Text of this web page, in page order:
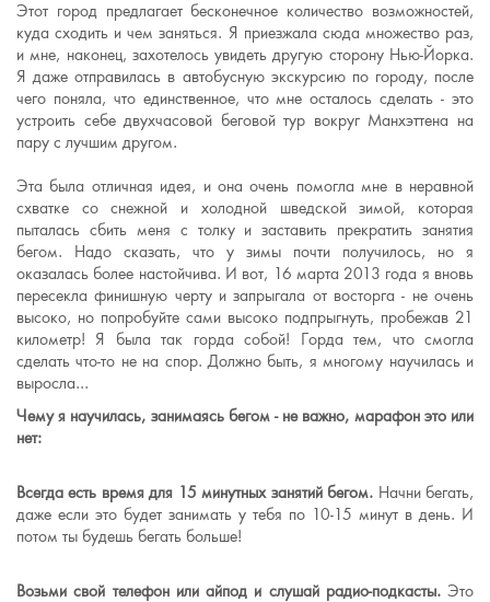
Этот город предлагает бесконечное количество возможностей,
куда сходить и чем заняться. Я приезжала сюда множество раз,
и мне, наконец, захотелось увидеть другую сторону Нью-Йорка.
Я даже отправилась в автобусную экскурсию по городу, после
чего поняла, что единственное, что мне осталось сделать - это
устроить себе двухчасовой беговой тур вокруг Манхэттена на
пару с лучшим другом.
Эта была отличная идея, и она очень помогла мне в неравной
схватке со снежной и холодной шведской зимой, которая
пыталась сбить меня с толку и заставить прекратить занятия
бегом. Надо сказать, что у зимы почти получилось, но я
оказалась более настойчива. И вот, 16 марта 2013 года я вновь
пересекла финишную черту и запрыгала от восторга - не очень
высоко, но попробуйте сами высоко подпрыгнуть, пробежав 21
километр! Я была так горда собой! Горда тем, что смогла
сделать что-то не на спор. Должно быть, я многому научилась и
выросла...
Чему я научилась, занимаясь бегом - не важно, марафон это или
нет:
Всегда есть время для 15 минутных занятий бегом. Начни бегать,
даже если это будет занимать у тебя по 10-15 минут в день. И
потом ты будешь бегать больше!
Возьми свой телефон или айпод и слушай радио-подкасты.Это